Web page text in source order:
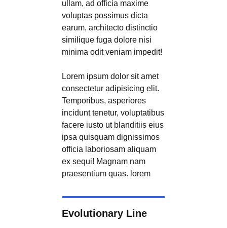
ullam, ad officia maxime
voluptas possimus dicta
earum, architecto distinctio
similique fuga dolore nisi
minima odit veniam impedit!
Lorem ipsum dolor sit amet
consectetur adipisicing elit.
Temporibus, asperiores
incidunt tenetur, voluptatibus
facere iusto ut blanditiis eius
ipsa quisquam dignissimos
officia laboriosam aliquam
ex sequi! Magnam nam
praesentium quas. lorem
Evolutionary Line